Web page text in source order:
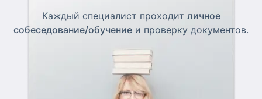
Каждый специалист проходит личное
собеседование/обучение и проверку документов.